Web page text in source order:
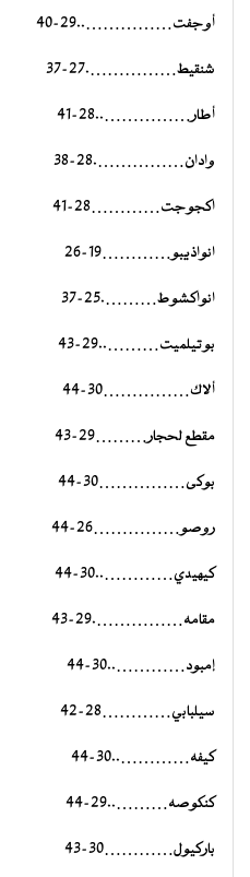
أوجفت……………..29-40
شنقيط…………….27-37
أطار……………..28-41
وادان…………….28-38
اكجوجت…………28-41
انواذيبو…………19-26
انواكشوط……….25-37
بوتيلميت………..29-43
ألاك……………30-44
مقطع لحجار………29-43
بوكى……………30-44
روصو……………26-44
كيهيدي…………..30-44
مقامه…………….29-43
إمبود…………..30-44
سيلبابي…………28-42
كيفه…………..30-44
كنكوصه………..29-44
باركيول…………30-43